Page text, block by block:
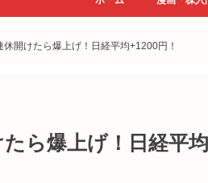
休開けたら爆上げ！日経平均+1200円！
ら爆上げ！日経平